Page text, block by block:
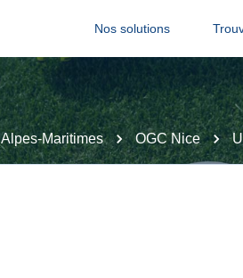
Nos solutions
Alpes-Maritimes OGC Nice